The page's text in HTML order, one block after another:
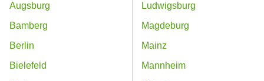
Augsburg
Bamberg
Berlin
Bielefeld
Ludwigsburg
Magdeburg
Mainz
Mannheim